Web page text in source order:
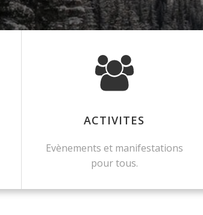
ACTIVITES
Evènements et manifestations
pour tous.